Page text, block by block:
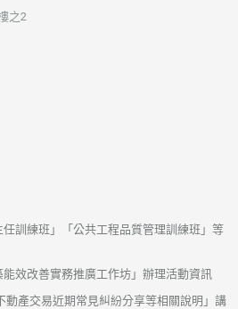
之2
訓練班」「公共工程品質管理訓練班」等
效改善實務推廣工作坊」辦理活動資訊
動產交易近期常見糾紛分享等相關說明」講